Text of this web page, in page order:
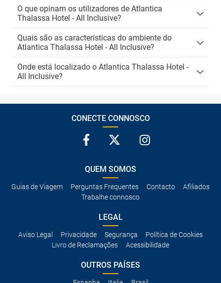
O que opinam os utilizadores de Atlantica
Thalassa Hotel - All Inclusive?
Quais são as características do ambiente do
Atlantica Thalassa Hotel - All Inclusive?
Onde está localizado o Atlantica Thalassa Hotel -
All Inclusive?
CONECTE CONNOSCO
QUEM SOMOS
Guias de Viagem Perguntas Frequentes Contacto
Afiliados
Trabalhe connosco
LEGAL
Aviso Legal Privacidade Segurança
Política de Cookies
Livro de Reclamações
Acessibilidade
OUTROS PAÍSES